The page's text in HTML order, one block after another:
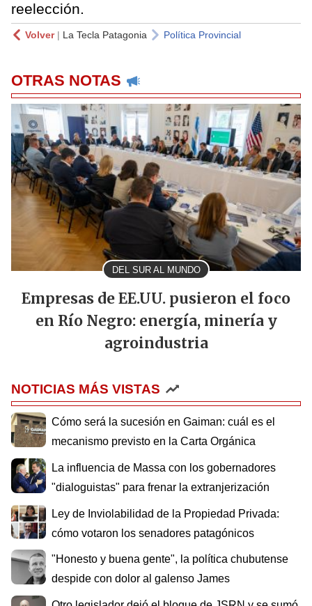
reelección.
Volver| La Tecla Patagonia Política Provincial
OTRAS NOTAS
DEL SUR AL MUNDO
Empresas de EE.UU. pusieron el foco
en Río Negro: energía, minería y
agroindustria
NOTICIAS MÁS VISTAS
Cómo será la sucesión en Gaiman: cuál es el
mecanismo previsto en la Carta Orgánica
La influencia de Massa con los gobernadores
"dialoguistas" para frenar la extranjerización
Ley de Inviolabilidad de la Propiedad Privada:
cómo votaron los senadores patagónicos
"Honesto y buena gente", la política chubutense
despide con dolor al galenso James